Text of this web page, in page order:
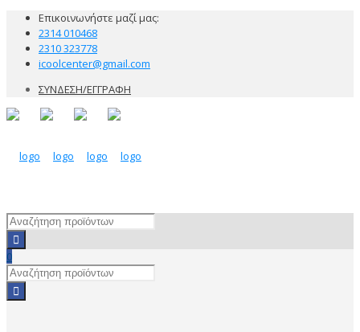
Επικοινωνήστε μαζί μας:
2314 010468
2310 323778
icoolcenter@gmail.com
ΣΥΝΔΕΣΗ/ΕΓΓΡΑΦΗ
0